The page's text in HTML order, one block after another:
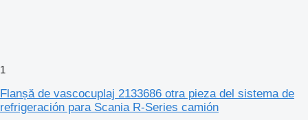
1
Flanșă de vascocuplaj 2133686 otra pieza del sistema de
refrigeración para Scania R-Series camión